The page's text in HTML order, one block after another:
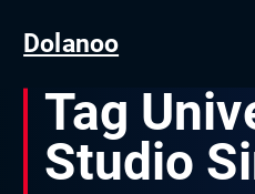
Dolanoo
Tag
Studio